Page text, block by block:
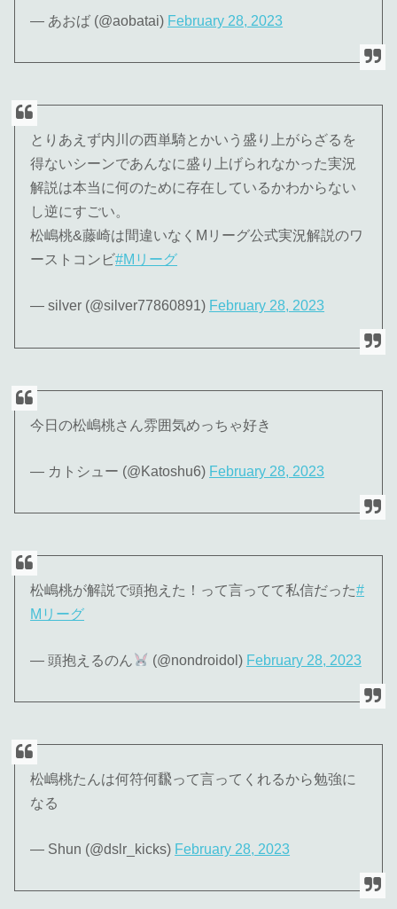
— あおば (@aobatai) February 28, 2023
とりあえず内川の西単騎とかいう盛り上がらざるを
得ないシーンであんなに盛り上げられなかった実況
解説は本当に何のために存在しているかわからない
し逆にすごい。
松嶋桃&藤崎は間違いなくMリーグ公式実況解説のワ
ーストコンビ#Mリーグ
— silver (@silver77860891) February 28, 2023
今日の松嶋桃さん雰囲気めっちゃ好き
— カトシュー (@Katoshu6) February 28, 2023
松嶋桃が解説で頭抱えた！って言ってて私信だった#
Mリーグ
— 頭抱えるのん (@nondroidol) February 28, 2023
松嶋桃たんは何符何飜って言ってくれるから勉強に
なる
— Shun (@dslr_kicks) February 28, 2023